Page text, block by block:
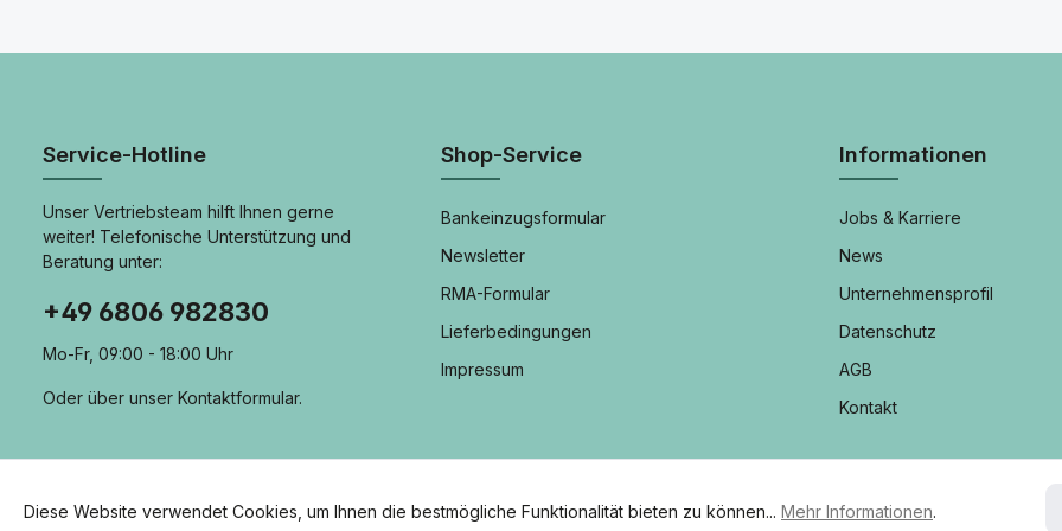
Service-Hotline
Unser Vertriebsteam hilft Ihnen gerne
weiter! Telefonische Unterstützung und
Beratung unter:
+49 6806 982830
Mo-Fr, 09:00 - 18:00 Uhr
Oder über unser Kontaktformular.
Shop-Service
Bankeinzugsformular
Newsletter
RMA-Formular
Lieferbedingungen
Impressum
Informationen
Jobs & Karriere
News
Unternehmensprofil
Datenschutz
AGB
Kontakt
Diese Website verwendet Cookies, um Ihnen die bestmögliche Funktionalität bieten zu können... Mehr Informationen.